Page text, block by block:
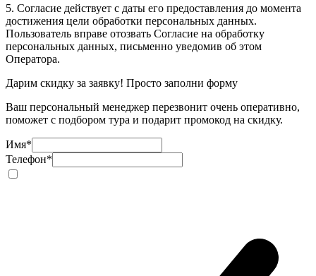
5. Согласие действует с даты его предоставления до момента
достижения цели обработки персональных данных.
Пользователь вправе отозвать Согласие на обработку
персональных данных, письменно уведомив об этом
Оператора.
Дарим скидку за заявку! Просто заполни форму
Ваш персональный менеджер перезвонит очень оперативно,
поможет с подбором тура и подарит промокод на скидку.
Имя*
Телефон*